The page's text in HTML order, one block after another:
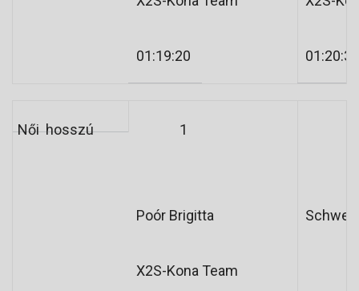
01:19:20 01:20:34
Női hosszú 1
Poór Brigitta
X2S-Kona Team